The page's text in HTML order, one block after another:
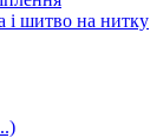
і шитво на нитку